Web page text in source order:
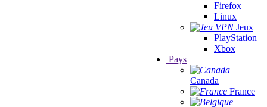
Firefox
Linux
Jeux
PlayStation
Xbox
Pays
Canada
France